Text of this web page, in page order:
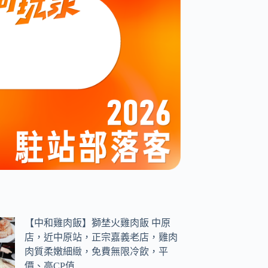
【中和雞肉飯】獅埜火雞肉飯 中原
店，近中原站，正宗嘉義老店，雞肉
肉質柔嫩細緻，免費無限冷飲，平
價、高CP值